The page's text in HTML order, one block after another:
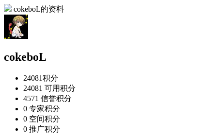
cokeboL的资料
cokeboL
24081积分
24081 可用积分
4571 信誉积分
0 专家积分
0 空间积分
0 推广积分